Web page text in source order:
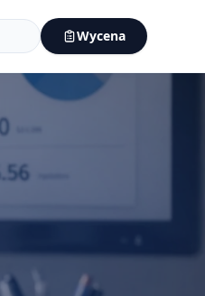
Wycena